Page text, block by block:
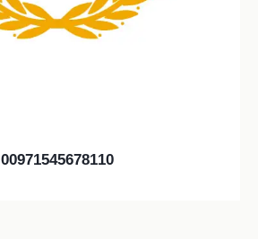
00971545678110